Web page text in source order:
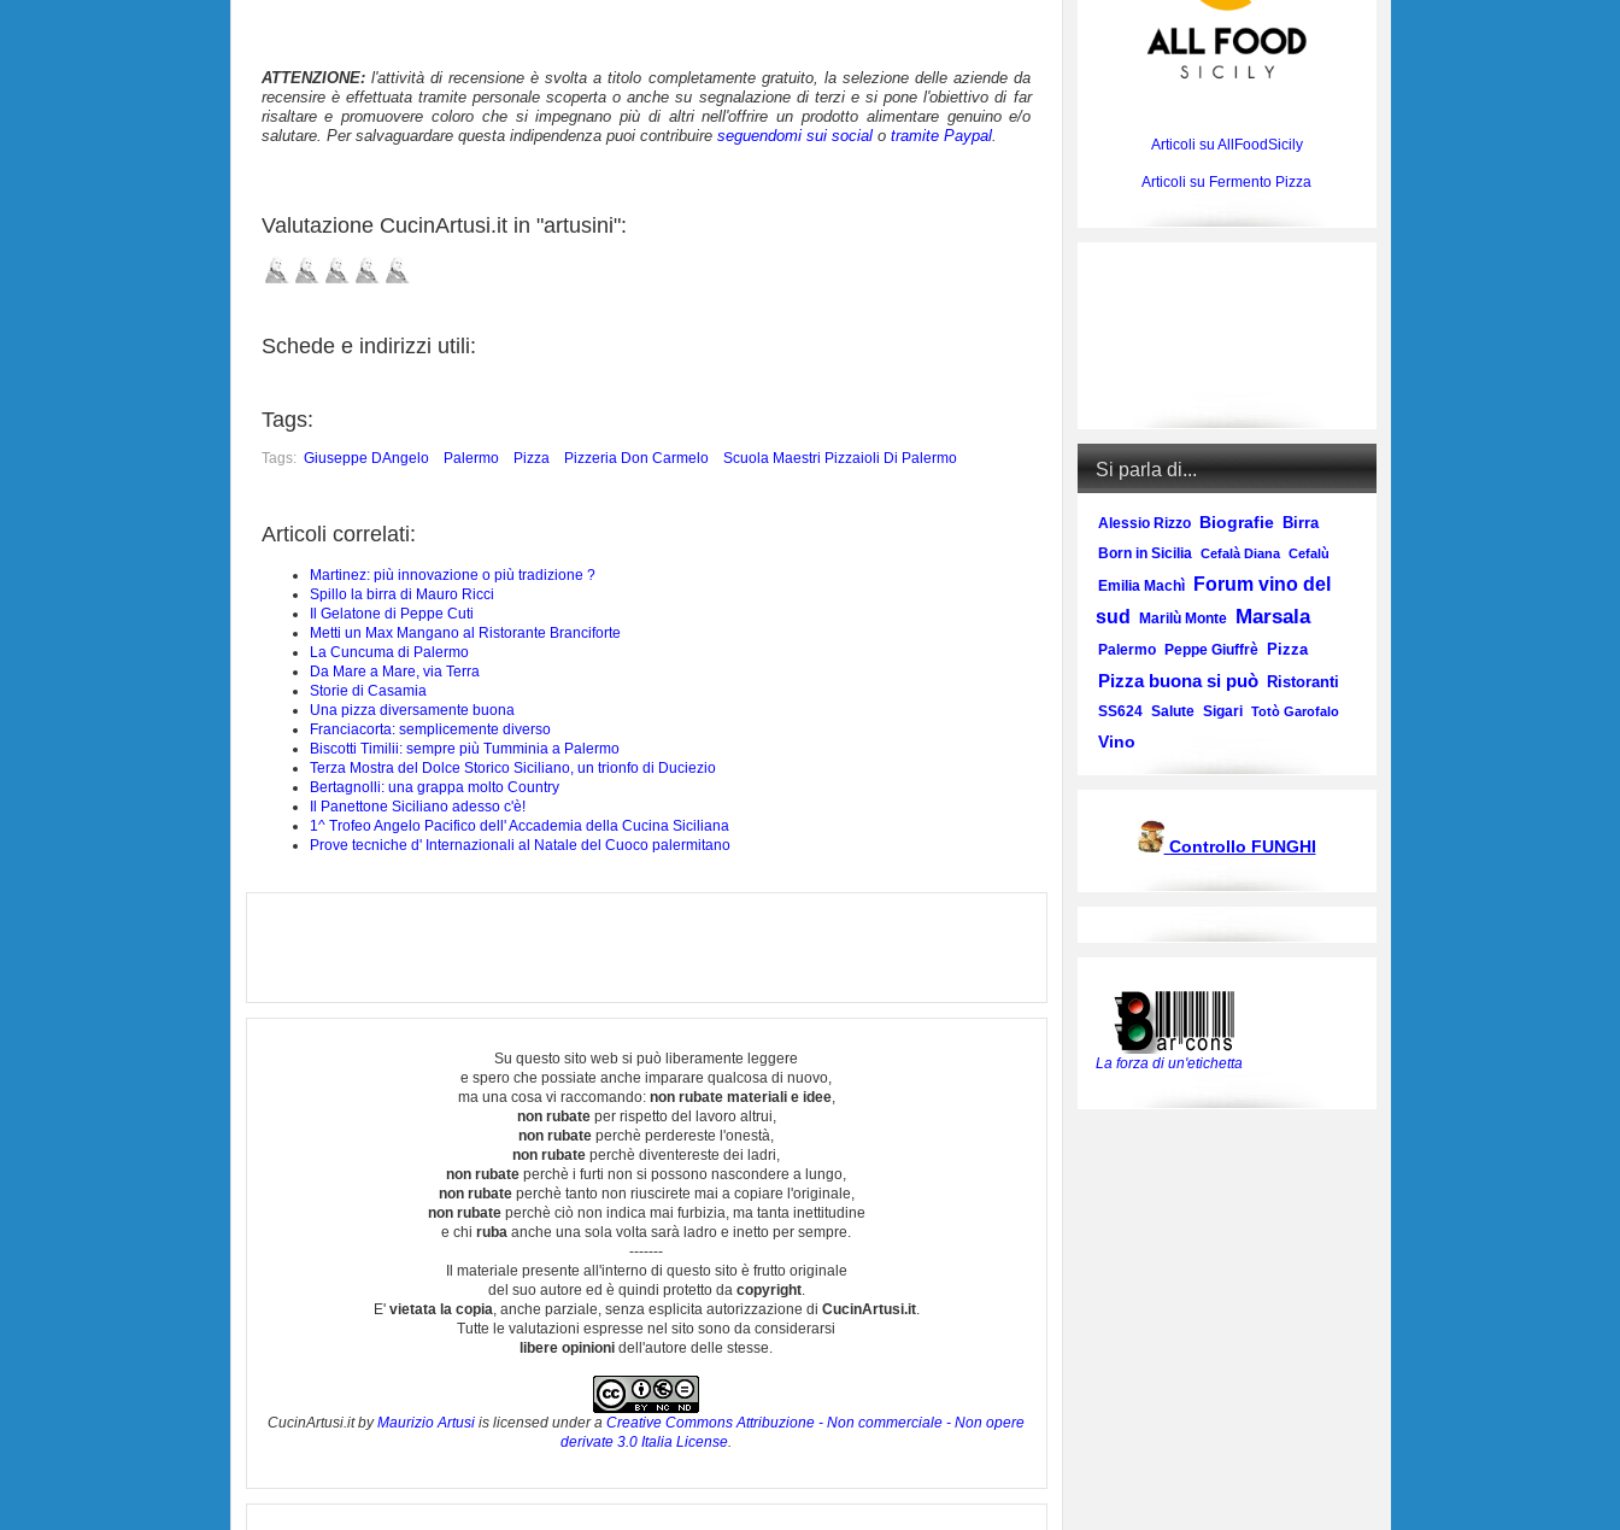
ATTENZIONE:l'attività di recensione è svolta a titolo completamente gratuito, la selezione delle aziende da
recensire è effettuata tramite personale scoperta o anche su segnalazione di terzi e si pone l'obiettivo di far
risaltare e promuovere coloro che si impegnano più di altri nell'offrire un prodotto alimentare genuino e/o
salutare. Per salvaguardare questa indipendenza puoi contribuire seguendomi sui socialo tramite Paypal.
Valutazione CucinArtusi.it in "artusini":
Schede e indirizzi utili:
Tags:
Tags: Giuseppe DAngelo Palermo Pizza Pizzeria Don Carmelo Scuola Maestri Pizzaioli Di Palermo
Articoli correlati:
Martinez: più innovazione o più tradizione ?
Spillo la birra di Mauro Ricci
Il Gelatone di Peppe Cuti
Metti un Max Mangano al Ristorante Branciforte
La Cuncuma di Palermo
Da Mare a Mare, via Terra
Storie di Casamia
Una pizza diversamente buona
Franciacorta: semplicemente diverso
Biscotti Timilii: sempre più Tumminia a Palermo
Terza Mostra del Dolce Storico Siciliano, un trionfo di Duciezio
Bertagnolli: una grappa molto Country
Il Panettone Siciliano adesso c'è!
1^ Trofeo Angelo Pacifico dell' Accademia della Cucina Siciliana
Prove tecniche d' Internazionali al Natale del Cuoco palermitano
Su questo sito web si può liberamente leggere
e spero che possiate anche imparare qualcosa di nuovo,
ma una cosa vi raccomando: non rubate materiali e idee,
non rubateper rispetto del lavoro altrui,
non rubate perchè perdereste l'onestà,
non rubate perchè diventereste dei ladri,
non rubate perchè i furti non si possono nascondere a lungo,
non rubateperchè tanto non riuscirete mai a copiare l'originale,
non rubateperchè ciò non indica mai furbizia, ma tanta inettitudine
e chi ruba anche una sola volta sarà ladro e inetto per sempre.
-------
Il materiale presente all'interno di questo sito è frutto originale
del suo autore ed è quindi protetto da copyright.
E' vietata la copia, anche parziale, senza esplicita autorizzazione di CucinArtusi.it.
Tutte le valutazioni espresse nel sito sono da considerarsi
libere opinioni dell'autore delle stesse.
CucinArtusi.itbyMaurizio Artusi is licensed under a Creative Commons Attribuzione - Non commerciale - Non opere
derivate 3.0 Italia License.
Articoli su AllFoodSicily
Articoli su Fermento Pizza
Si parla di...
Alessio Rizzo Biografie Birra
Born in Sicilia Cefalà Diana Cefalù
Emilia Machì
Forum vino del
sud
Marilù Monte Marsala
Palermo Peppe Giuffrè Pizza
Pizza buona si può Ristoranti
SS624 Salute Sigari Totò Garofalo
Vino
Controllo FUNGHI
La forza di un'etichetta